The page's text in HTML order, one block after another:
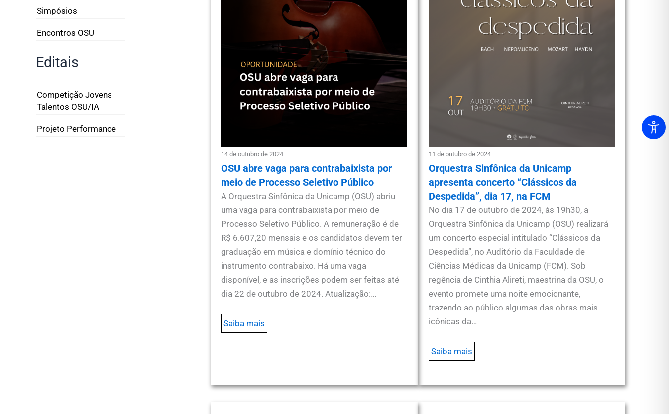
Simpósios
Encontros OSU
Editais
Competição Jovens
Talentos OSU/IA
Projeto Performance
14 de outubro de 2024
OSU abre vaga para contrabaixista por
meio de Processo Seletivo Público
A Orquestra Sinfônica da Unicamp (OSU) abriu
uma vaga para contrabaixista por meio de
Processo Seletivo Público. A remuneração é de
R$ 6.607,20 mensais e os candidatos devem ter
graduação em música e domínio técnico do
instrumento contrabaixo. Há uma vaga
disponível, e as inscrições podem ser feitas até
dia 22 de outubro de 2024. Atualização:…
Saiba mais
11 de outubro de 2024
Orquestra Sinfônica da Unicamp
apresenta concerto “Clássicos da
Despedida”, dia 17, na FCM
No dia 17 de outubro de 2024, às 19h30, a
Orquestra Sinfônica da Unicamp (OSU) realizará
um concerto especial intitulado “Clássicos da
Despedida”, no Auditório da Faculdade de
Ciências Médicas da Unicamp (FCM). Sob
regência de Cinthia Alireti, maestrina da OSU, o
evento promete uma noite emocionante,
trazendo ao público algumas das obras mais
icônicas da…
Saiba mais